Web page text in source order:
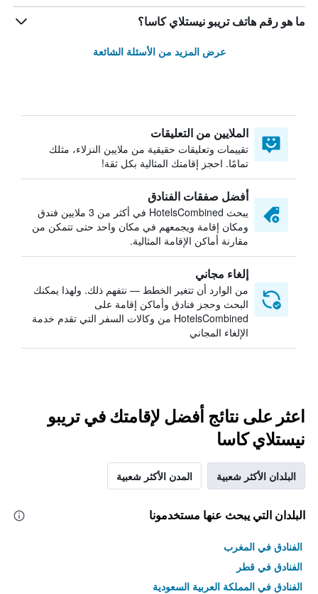
ما هو رقم هاتف تريبو نيستلاي كاسا؟
عرض المزيد من الأسئلة الشائعة
الملايين من التعليقات
تقييمات وتعليقات حقيقية من ملايين النزلاء، مثلك
تمامًا. احجز إقامتك المثالية بكل ثقة!
أفضل صفقات الفنادق
يبحث HotelsCombined في أكثر من 3 ملايين فندق
ومكان إقامة ويجمعهم في مكان واحد حتى تتمكن من
مقارنة أماكن الإقامة المثالية.
إلغاء مجاني
من الوارد أن تتغير الخطط — نتفهم ذلك. ولهذا يمكنك
البحث وحجز فنادق وأماكن إقامة على
HotelsCombined من وكالات السفر التي تقدم خدمة
الإلغاء المجاني
اعثر على نتائج أفضل لإقامتك في تريبو
نيستلاي كاسا
البلدان الأكثر شعبية المدن الأكثر شعبية
البلدان التي يبحث عنها مستخدمونا
الفنادق في المغرب
الفنادق في قطر
الفنادق في المملكة العربية السعودية